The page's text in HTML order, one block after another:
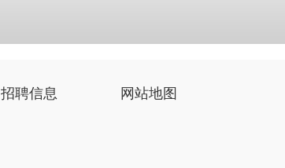
招聘信息 网站地图